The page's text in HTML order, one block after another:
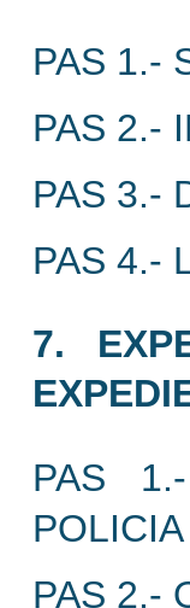
PAS 1.-
PAS 2.-
PAS 3.-
PAS 4.-
7.
PAS
PAS 2.-